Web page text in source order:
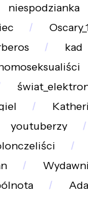
niespodzianka
kad
youtuberzy